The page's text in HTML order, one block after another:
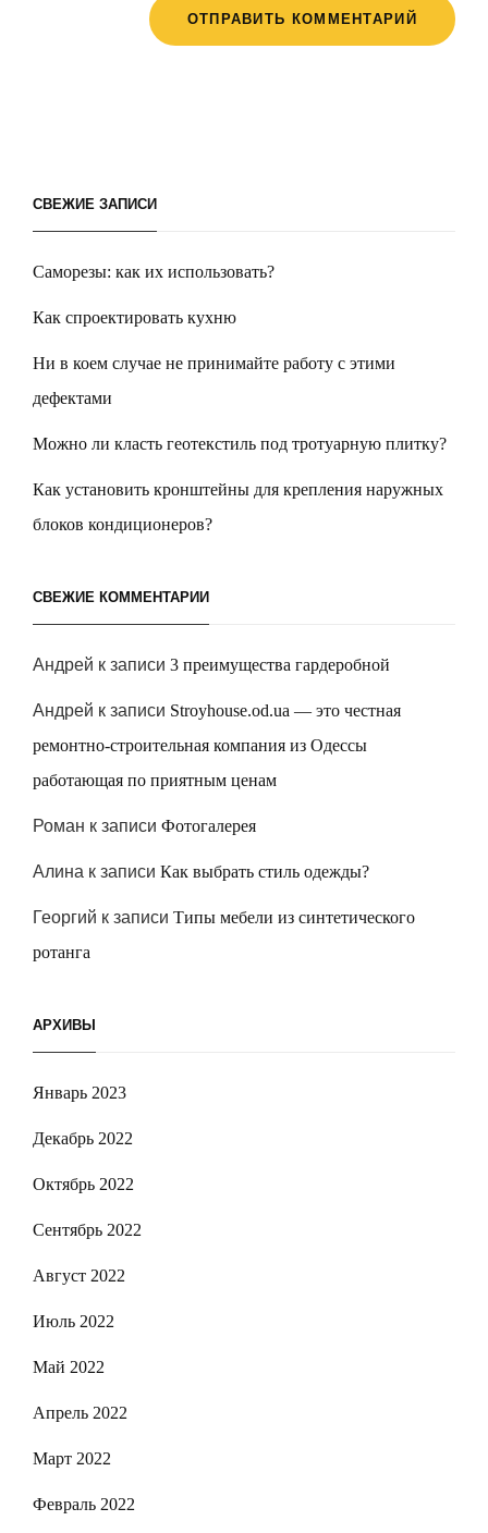
СВЕЖИЕ ЗАПИСИ
Саморезы: как их использовать?
Как спроектировать кухню
Ни в коем случае не принимайте работу с этими
дефектами
Можно ли класть геотекстиль под тротуарную плитку?
Как установить кронштейны для крепления наружных
блоков кондиционеров?
СВЕЖИЕ КОММЕНТАРИИ
Андрей к записи 3 преимущества гардеробной
Андрей к записи Stroyhouse.od.ua — это честная
ремонтно-строительная компания из Одессы
работающая по приятным ценам
Роман к записи Фотогалерея
Алина к записи Как выбрать стиль одежды?
Георгий к записи Типы мебели из синтетического
ротанга
АРХИВЫ
Январь 2023
Декабрь 2022
Октябрь 2022
Сентябрь 2022
Август 2022
Июль 2022
Май 2022
Апрель 2022
Март 2022
Февраль 2022